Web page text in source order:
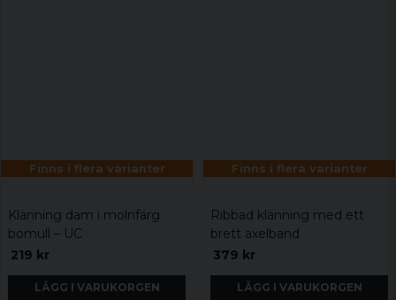
Finns i flera varianter
Klänning dam i molnfärg
bomull – UC
219 kr
LÄGG I VARUKORGEN
Finns i flera varianter
Ribbad klänning med ett
brett axelband
379 kr
LÄGG I VARUKORGEN